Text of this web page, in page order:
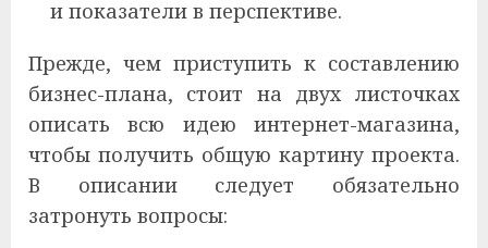
и показатели в перспективе.
Прежде, чем приступить к составлению
бизнес-плана, стоит на двух листочках
описать всю идею интернет-магазина,
чтобы получить общую картину проекта.
В описании следует обязательно
затронуть вопросы: